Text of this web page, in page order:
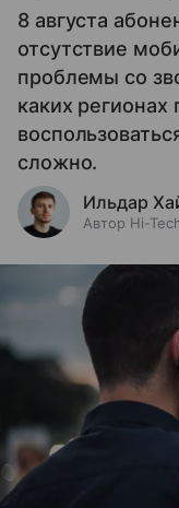
8 августа
отсутствие
проблемы со
каких регионах
сложно.
Ильдар
Автор Hi-